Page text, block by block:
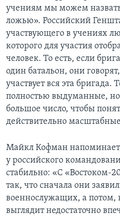
учениям мы можем
ложью». Российский
участвующего в учениях
которого для участия
человек. То есть, если
один батальон, они
участвует вся эта бригада.
полностью выдуманные,
большое число, чтобы
действительно
Майкл Кофман
у российского
стабильно: «С «Востоком-
так, что сначала они
военнослужащих, а потом,
выглядит недостаточно